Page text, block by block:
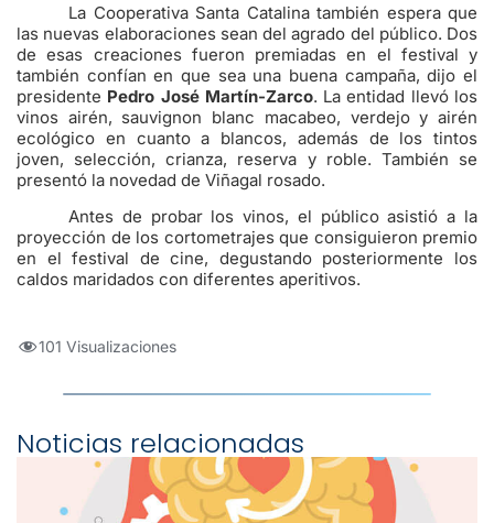
La Cooperativa Santa Catalina también espera que
las nuevas elaboraciones sean del agrado del público. Dos
de esas creaciones fueron premiadas en el festival y
también confían en que sea una buena campaña, dijo el
presidente Pedro José Martín-Zarco. La entidad llevó los
vinos airén, sauvignon blanc macabeo, verdejo y airén
ecológico en cuanto a blancos, además de los tintos
joven, selección, crianza, reserva y roble. También se
presentó la novedad de Viñagal rosado.
Antes de probar los vinos, el público asistió a la
proyección de los cortometrajes que consiguieron premio
en el festival de cine, degustando posteriormente los
caldos maridados con diferentes aperitivos.
101 Visualizaciones
Noticias relacionadas